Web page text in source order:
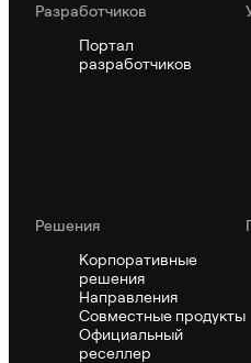
Pазработчиков
Портал
разработчиков
Решения
Корпоративные
решения
Направления
Совместные продукты
Официальный
реселлер